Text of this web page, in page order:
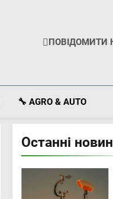
ПОВІДОМИТИ
🔧 AGRO & AUTO
Останні